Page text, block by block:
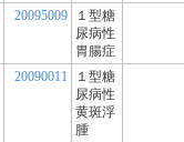
20095009
１型糖
尿病性
胃腸症
20090011
１型糖
尿病性
黄斑浮
腫